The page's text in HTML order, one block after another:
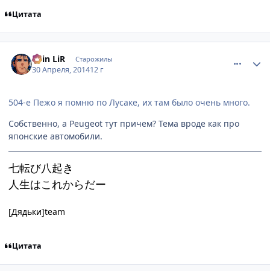
Цитата
Shin LiR Старожилы
30 Апреля, 201412 г
504-е Пежо я помню по Лусаке, их там было очень много.
Собственно, а Peugeot тут причем? Тема вроде как про
японские автомобили.
七転び八起き
人生はこれからだー
[Дядьки]team
Цитата